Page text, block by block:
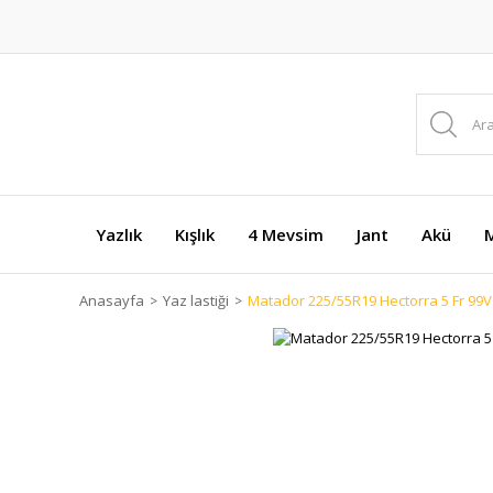
Yazlık Kışlık 4 Mevsim Jant Akü
Anasayfa Yaz lastiği Matador 225/55R19 Hectorra 5 Fr 99V